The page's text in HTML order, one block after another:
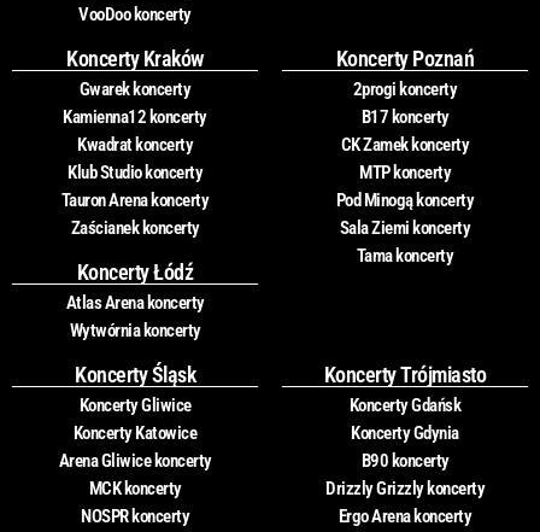
VooDoo koncerty
Koncerty Kraków
Gwarek koncerty
Kamienna12 koncerty
Kwadrat koncerty
Klub Studio koncerty
Tauron Arena koncerty
Zaścianek koncerty
Koncerty Łódź
Atlas Arena koncerty
Wytwórnia koncerty
Koncerty Poznań
2progi koncerty
B17 koncerty
CK Zamek koncerty
MTP koncerty
Pod Minogą koncerty
Sala Ziemi koncerty
Tama koncerty
Koncerty Śląsk
Koncerty Gliwice
Koncerty Katowice
Arena Gliwice koncerty
MCK koncerty
NOSPR koncerty
Koncerty Trójmiasto
Koncerty Gdańsk
Koncerty Gdynia
B90 koncerty
Drizzly Grizzly koncerty
Ergo Arena koncerty